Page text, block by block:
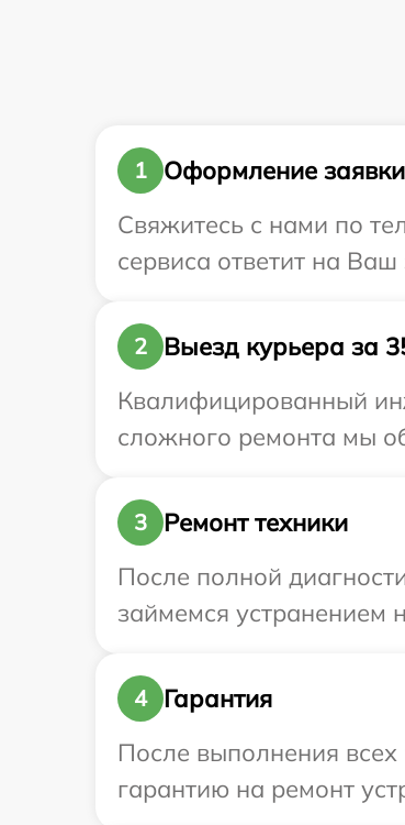
1
Оформление заявки
Свяжитесь с нами по
сервиса ответит на
2
Выезд курьера за
Квалифицированный
сложного ремонта мы
3
Ремонт техники
После полной
займемся устранением
4
Гарантия
После выполнения
гарантию на ремонт